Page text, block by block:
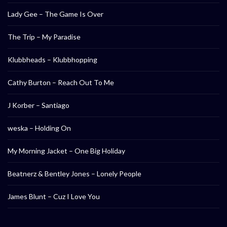
Lady Gee – The Game Is Over
The Trip – My Paradise
Klubbheads – Klubbhopping
Cathy Burton – Reach Out To Me
J Korber – Santiago
weska – Holding On
My Morning Jacket – One Big Holiday
Beatnerz & Bentley Jones – Lonely People
James Blunt – Cuz I Love You